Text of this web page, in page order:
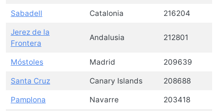
Sabadell Catalonia 216204
Jerez de la
Frontera
Andalusia 212801
Móstoles Madrid 209639
Santa Cruz Canary Islands 208688
Pamplona Navarre 203418